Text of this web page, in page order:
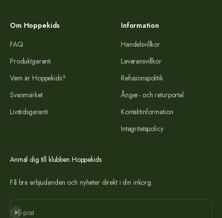
Om Hoppekids
FAQ
Produktgaranti
Vem är Hoppekids?
Svanmärket
Livstidsgaranti
Information
Handelsvillkor
Leveransvillkor
Refusionspolitik
Ånger- och returportal
Kontaktinformation
Integritetspolicy
Anmäl dig till klubben Hoppekids
Få bra erbjudanden och nyheter direkt i din inkorg.
E-post
Prenumerera